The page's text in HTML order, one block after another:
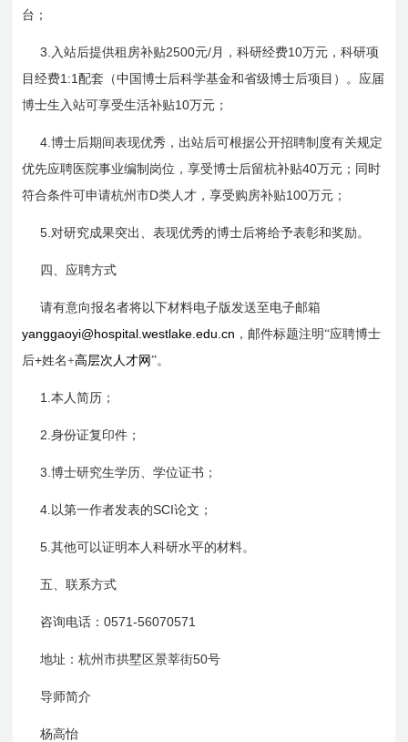
台；
3. 入站后提供租房补贴2500元/ 月，科研经费10万元，科研项
目经费1:1配套（中国博士后科学基金和省级博士后项目）。应届
博士生入站可享受生活补贴10万元；
4.博士后期间表现优秀，出站后可根据公开招聘制度有关规定
优先应聘医院事业编制岗位，享受博士后留杭补贴40万元；同时
符合条件可申请杭州市D类人才，享受购房补贴100万元；
5. 对研究成果突出、表现优秀的博士后将给予表彰和奖励。
四、应聘方式
请有意向报名者将以下材料电子版发送至电子邮箱
yanggaoyi@hospital.westlake.edu.cn ，邮件标题注明“应聘博士
后+姓名+高层次人才网”。
1.本人简历；
2.身份证复印件；
3.博士研究生学历、学位证书；
4. 以第一作者发表的SCI论文；
5.其他可以证明本人科研水平的材料。
五、联系方式
咨询电话：0571-56070571
地址：杭州市拱墅区景莘街50号
导师简介
杨高怡